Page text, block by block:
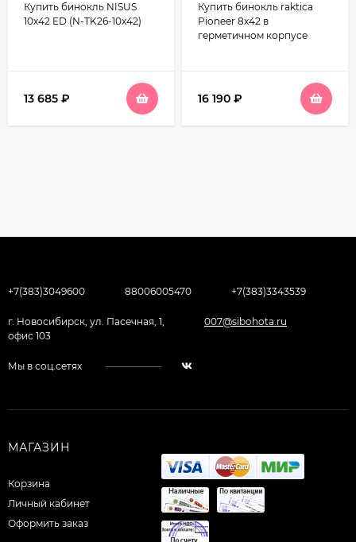
Купить бинокль NISUS
10х42 ED (N-TK26-10x42)
13 685 ₽
Купить бинокль raktica
Pioneer 8х42 в
герметичном корпусе
16 190 ₽
+7(383)3049600 88006005470 +7(383)3343539
г. Новосибирск, ул. Пасечная, 1,
офис 103
007@sibohota.ru
Мы в соц.сетях
МАГАЗИН
Корзина
Личный кабинет
Оформить заказ